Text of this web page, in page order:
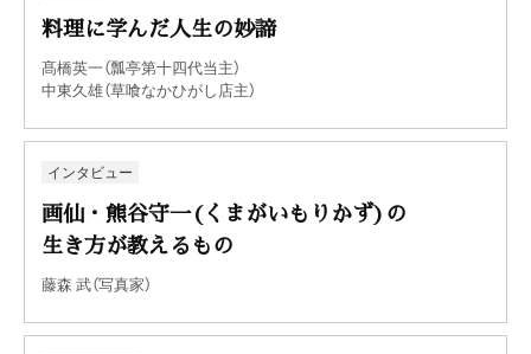
料理に学んだ人生の妙諦
髙橋英一（瓢亭第十四代当主）
中東久雄（草喰なかひがし店主）
インタビュー
画仙・熊谷守一(くまがいもりかず)の
生き方が教えるもの
藤森 武（写真家）